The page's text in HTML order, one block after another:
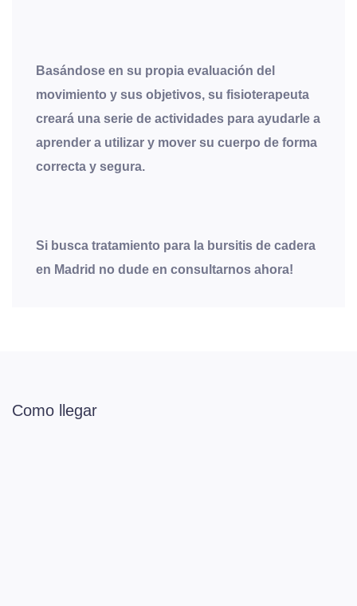
Basándose en su propia evaluación del
movimiento y sus objetivos, su fisioterapeuta
creará una serie de actividades para ayudarle a
aprender a utilizar y mover su cuerpo de forma
correcta y segura.
Si busca tratamiento para la bursitis de cadera
en Madrid no dude en consultarnos ahora!
Como llegar